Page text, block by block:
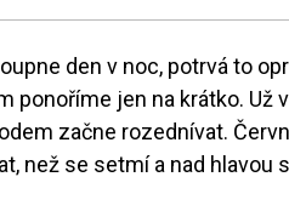
den v noc, potrvá to
ponoříme jen na krátko. Už
začne rozednívat.
než se setmí a nad hlavou